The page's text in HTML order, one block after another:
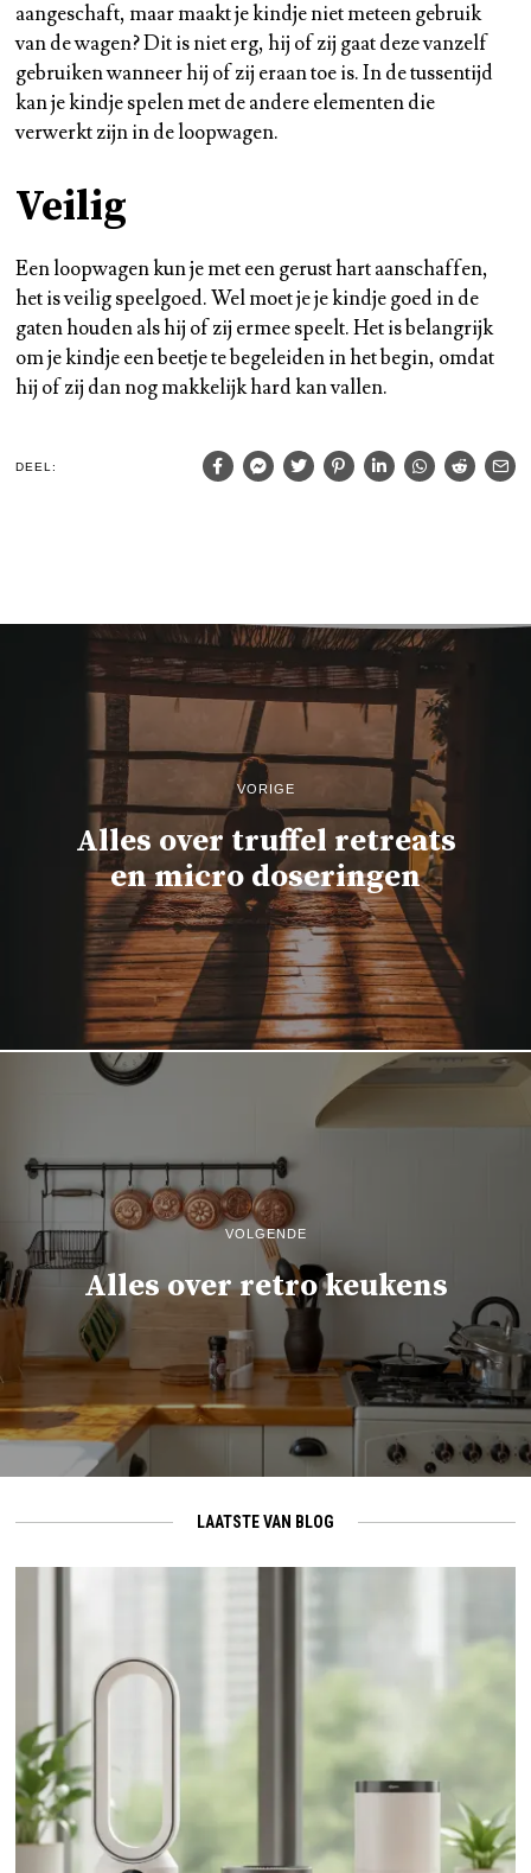
aangeschaft, maar maakt je kindje niet meteen gebruik
van de wagen? Dit is niet erg, hij of zij gaat deze vanzelf
gebruiken wanneer hij of zij eraan toe is. In de tussentijd
kan je kindje spelen met de andere elementen die
verwerkt zijn in de loopwagen.
Veilig
Een loopwagen kun je met een gerust hart aanschaffen,
het is veilig speelgoed. Wel moet je je kindje goed in de
gaten houden als hij of zij ermee speelt. Het is belangrijk
om je kindje een beetje te begeleiden in het begin, omdat
hij of zij dan nog makkelijk hard kan vallen.
DEEL:
VORIGE
Alles over truffel retreats
en micro doseringen
VOLGENDE
Alles over retro keukens
LAATSTE VAN BLOG